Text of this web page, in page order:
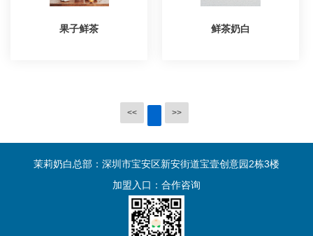
果子鲜茶 鲜茶奶白
<< >>
茉莉奶白总部：深圳市宝安区新安街道宝壹创意园2栋3楼
加盟入口： 合作咨询